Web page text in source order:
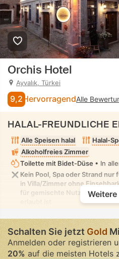
Orchis Hotel
Ayvalık, Türkei
9,2 HervorragendAlle
HALAL-FREUNDLICHE
Alle Speisen halal
Halal-
Alkoholfreies Zimmer
Toilette mit Bidet-Düse • In
Kein Pool, Spa oder Strand
in Villa/Zimmer ohne
für gemischte Nutzung, in
Schalten Sie jetztGold
Anmelden oder registrieren
20%auf die meisten Hotels